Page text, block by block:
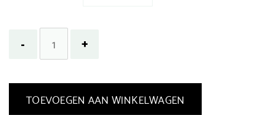
TOEVOEGEN AAN WINKELWAGEN